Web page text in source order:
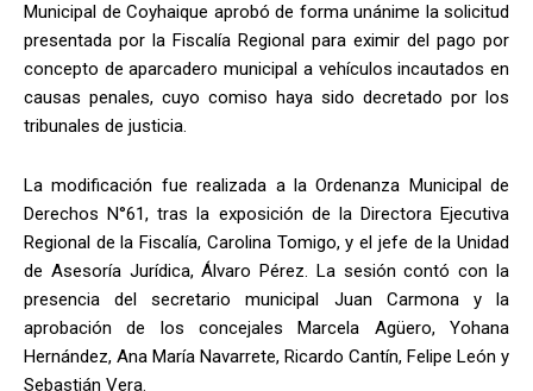
Municipal de Coyhaique aprobó de forma unánime la solicitud
presentada por la Fiscalía Regional para eximir del pago por
concepto de aparcadero municipal a vehículos incautados en
causas penales, cuyo comiso haya sido decretado por los
tribunales de justicia.
La modificación fue realizada a la Ordenanza Municipal de
Derechos N°61, tras la exposición de la Directora Ejecutiva
Regional de la Fiscalía, Carolina Tomigo, y el jefe de la Unidad
de Asesoría Jurídica, Álvaro Pérez. La sesión contó con la
presencia del secretario municipal Juan Carmona y la
aprobación de los concejales Marcela Agüero, Yohana
Hernández, Ana María Navarrete, Ricardo Cantín, Felipe León y
Sebastián Vera.